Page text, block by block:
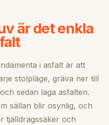
är det enkla
i asfalt är att
stolpläge, gräva ner till
sedan laga asfalten.
sällan blir osynlig, och
tjälldragssäker och